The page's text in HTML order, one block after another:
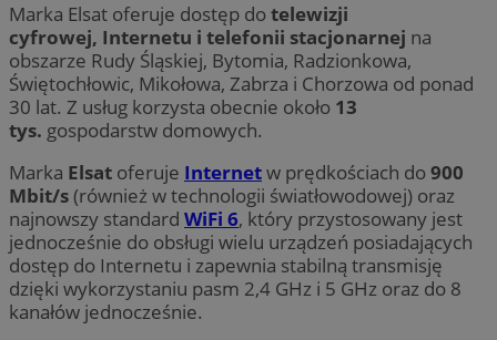
Marka Elsat oferuje dostęp dotelewizji
cyfrowej, Internetu i telefonii stacjonarnej na
obszarze Rudy Śląskiej, Bytomia, Radzionkowa,
Świętochłowic, Mikołowa, Zabrza i Chorzowa od ponad
30 lat. Z usług korzysta obecnie około 13
tys. gospodarstw domowych.
Marka Elsat oferuje Internetw prędkościach do900
Mbit/s(również w technologii światłowodowej) oraz
najnowszy standard WiFi 6, który przystosowany jest
jednocześnie do obsługi wielu urządzeń posiadających
dostęp do Internetu i zapewnia stabilną transmisję
dzięki wykorzystaniu pasm 2,4 GHz i 5 GHz oraz do 8
kanałów jednocześnie.